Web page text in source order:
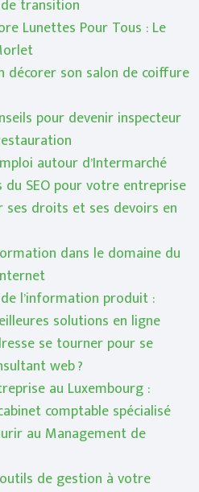
transition
Lunettes Pour Tous : Le
décorer son salon de coiffure
pour devenir inspecteur
autour d’Intermarché
du SEO pour votre entreprise
ses droits et ses devoirs en
dans le domaine du
l’information produit :
solutions en ligne
se tourner pour se
web ?
au Luxembourg :
comptable spécialisé
au Management de
de gestion à votre